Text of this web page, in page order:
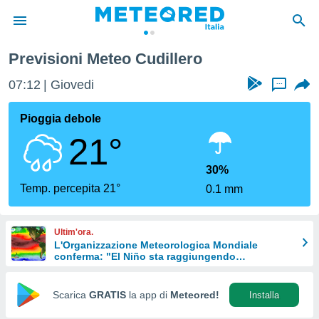
di
per
le
di
Web
Previsioni Meteo Cudillero
07:12 Giovedi ...
Pioggia debole
21°
Temp. percepita 21°
30%
0.1 mm
Ultim'ora.
L'Organizzazione Meteorologica Mondiale
conferma: "El Niño sta raggiungendo
Scarica GRATIS la app di Meteored! Installa